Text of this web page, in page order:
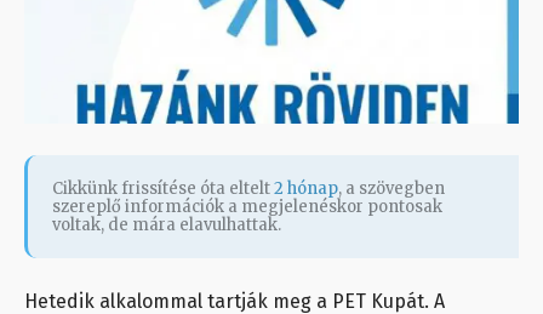
Cikkünk frissítése óta eltelt2 hónap, a szövegben
szereplő információk a megjelenéskor pontosak
voltak, de mára elavulhattak.
Hetedik alkalommal tartják meg a PET Kupát. A